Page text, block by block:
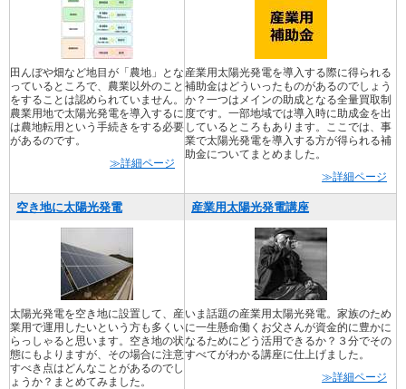
田んぼや畑など地目が「農地」とな
っているところで、農業以外のこと
をすることは認められていません。
農業用地で太陽光発電を導入するに
は農地転用という手続きをする必要
があるのです。
≫詳細ページ
産業用太陽光発電を導入する際に得られる
補助金はどういったものがあるのでしょう
か？一つはメインの助成となる全量買取制
度です。一部地域では導入時に助成金を出
しているところもあります。ここでは、事
業で太陽光発電を導入する方が得られる補
助金についてまとめました。
≫詳細ページ
空き地に太陽光発電
太陽光発電を空き地に設置して、産
業用で運用したいという方も多くい
らっしゃると思います。空き地の状
態にもよりますが、その場合に注意
すべき点はどんなことがあるのでし
ょうか？まとめてみました。
産業用太陽光発電講座
いま話題の産業用太陽光発電。家族のため
に一生懸命働くお父さんが資金的に豊かに
なるためにどう活用できるか？３分でその
すべてがわかる講座に仕上げました。
≫詳細ページ